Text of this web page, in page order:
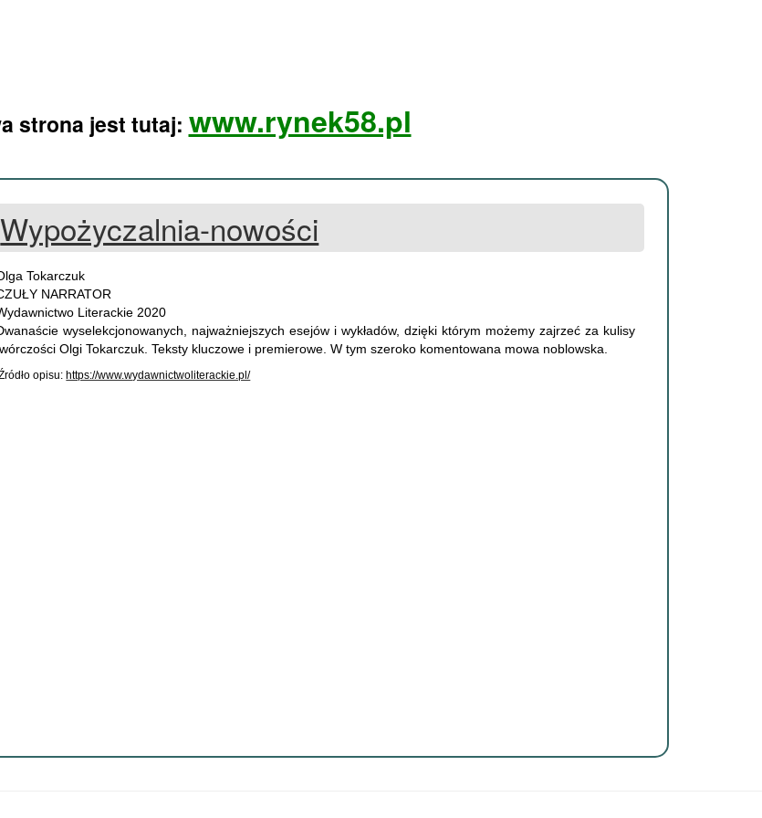
strona jest tutaj: www.rynek58.pl
Wypożyczalnia-nowości
Tokarczuk
NARRATOR
Literackie 2020
wyselekcjonowanych, najważniejszych esejów i wykładów, dzięki którym możemy zajrzeć za kulisy
Olgi Tokarczuk. Teksty kluczowe i premierowe. W tym szeroko komentowana mowa noblowska.
opisu: https://www.wydawnictwoliterackie.pl/